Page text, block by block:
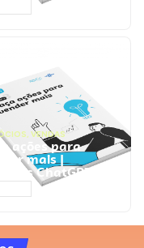
, VENDAS
ações para
mais |
ChatGPT